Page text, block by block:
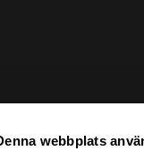
webbplats